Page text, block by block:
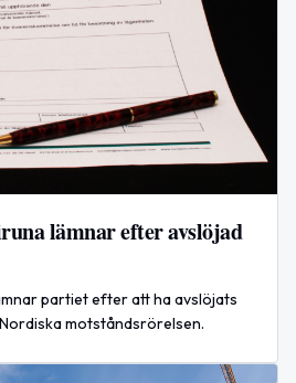
lämnar efter avslöjad
partiet efter att ha avslöjats
motståndsrörelsen.